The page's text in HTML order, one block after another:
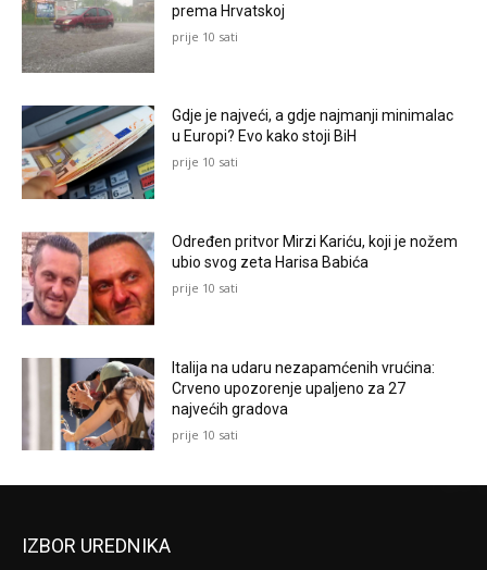
prema Hrvatskoj
prije 10 sati
Gdje je najveći, a gdje najmanji minimalac
u Europi? Evo kako stoji BiH
prije 10 sati
Određen pritvor Mirzi Kariću, koji je nožem
ubio svog zeta Harisa Babića
prije 10 sati
Italija na udaru nezapamćenih vrućina:
Crveno upozorenje upaljeno za 27
najvećih gradova
prije 10 sati
IZBOR UREDNIKA